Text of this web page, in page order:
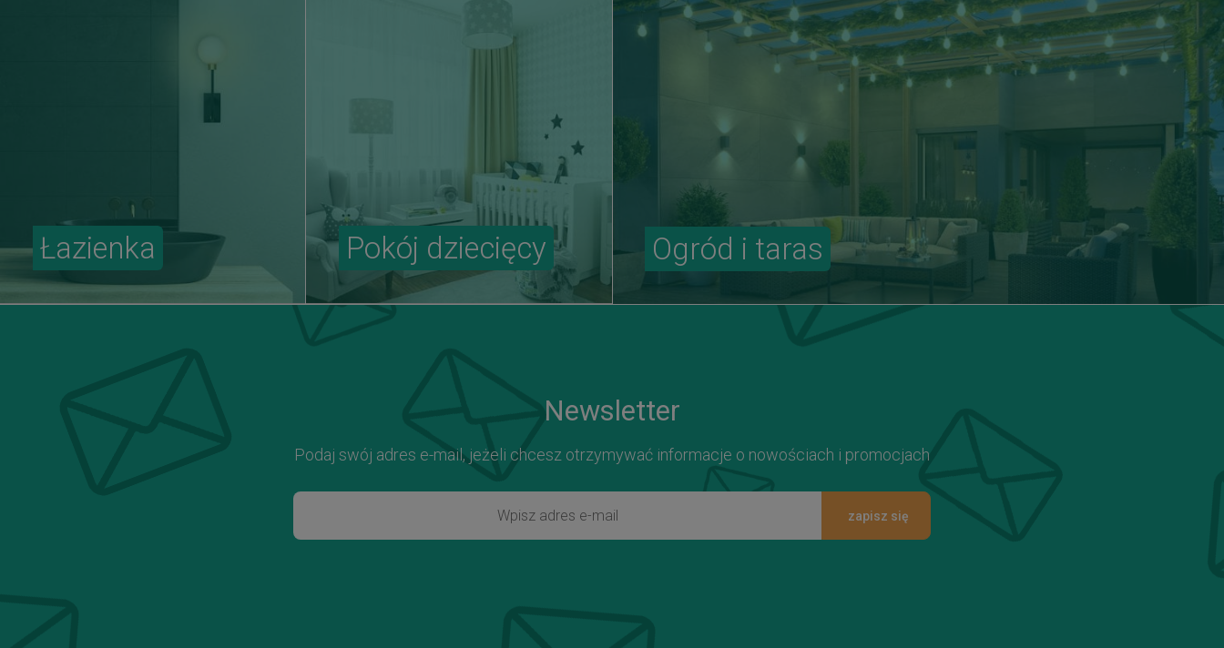
Ogród i taras
Łazienka Pokój dziecięcy
Newsletter
Podaj swój adres e-mail, jeżeli chcesz otrzymywać informacje o nowościach i promocjach
zapisz się